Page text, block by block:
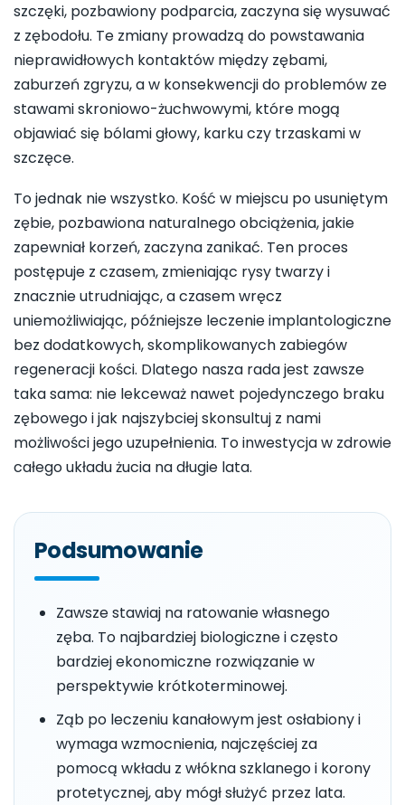
szczęki, pozbawiony podparcia, zaczyna się wysuwać
z zębodołu. Te zmiany prowadzą do powstawania
nieprawidłowych kontaktów między zębami,
zaburzeń zgryzu, a w konsekwencji do problemów ze
stawami skroniowo-żuchwowymi, które mogą
objawiać się bólami głowy, karku czy trzaskami w
szczęce.
To jednak nie wszystko. Kość w miejscu po usuniętym
zębie, pozbawiona naturalnego obciążenia, jakie
zapewniał korzeń, zaczyna zanikać. Ten proces
postępuje z czasem, zmieniając rysy twarzy i
znacznie utrudniając, a czasem wręcz
uniemożliwiając, późniejsze leczenie implantologiczne
bez dodatkowych, skomplikowanych zabiegów
regeneracji kości. Dlatego nasza rada jest zawsze
taka sama: nie lekceważ nawet pojedynczego braku
zębowego i jak najszybciej skonsultuj z nami
możliwości jego uzupełnienia. To inwestycja w zdrowie
całego układu żucia na długie lata.
Podsumowanie
Zawsze stawiaj na ratowanie własnego
zęba. To najbardziej biologiczne i często
bardziej ekonomiczne rozwiązanie w
perspektywie krótkoterminowej.
Ząb po leczeniu kanałowym jest osłabiony i
wymaga wzmocnienia, najczęściej za
pomocą wkładu z włókna szklanego i korony
protetycznej, aby mógł służyć przez lata.